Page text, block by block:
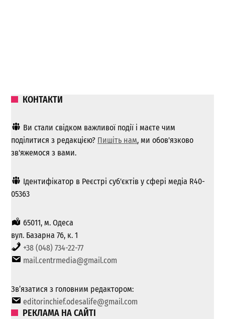
КОНТАКТИ
Ви стали свідком важливої ​​події і маєте чим
поділитися з редакцією? Пишіть нам, ми обов'язково
зв'яжемося з вами.
Ідентифікатор в Реєстрі суб'єктів у сфері медіа R40-
05363
65011, м. Одеса
вул. Базарна 76, к. 1
+38 (048) 734-22-77
mail.centrmedia@gmail.com
Зв’язатися з головним редактором:
editorinchief.odesalife@gmail.com
РЕКЛАМА НА САЙТІ